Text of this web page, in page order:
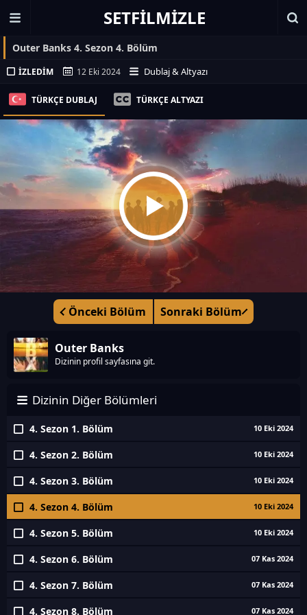
SETFILMIZLE
Outer Banks 4. Sezon 4. Bölüm
İZLEDIM 12 Eki 2024 Dublaj & Altyazı
TÜRKÇE DUBLAJ TÜRKÇE ALTYAZI
Önceki Bölüm Sonraki Bölüm
Outer Banks
Dizinin profil sayfasına git.
Dizinin Diğer Bölümleri
4. Sezon 1. Bölüm 10 Eki 2024
4. Sezon 2. Bölüm 10 Eki 2024
4. Sezon 3. Bölüm 10 Eki 2024
4. Sezon 4. Bölüm 10 Eki 2024
4. Sezon 5. Bölüm 10 Eki 2024
4. Sezon 6. Bölüm 07 Kas 2024
4. Sezon 7. Bölüm 07 Kas 2024
4. Sezon 8. Bölüm 07 Kas 2024